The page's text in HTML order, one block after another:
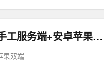
手游【情怀之弑神阿拉德修复版】Linux手工服务端+安卓苹果双端
果双端